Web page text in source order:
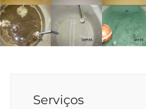
Serviços